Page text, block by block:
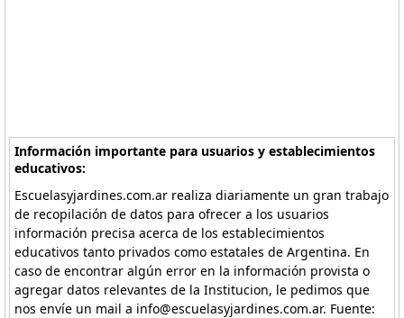
Información importante para usuarios y establecimientos
educativos:
Escuelasyjardines.com.ar realiza diariamente un gran trabajo
de recopilación de datos para ofrecer a los usuarios
información precisa acerca de los establecimientos
educativos tanto privados como estatales de Argentina. En
caso de encontrar algún error en la información provista o
agregar datos relevantes de la Institucion, le pedimos que
nos envíe un mail a info@escuelasyjardines.com.ar. Fuente: